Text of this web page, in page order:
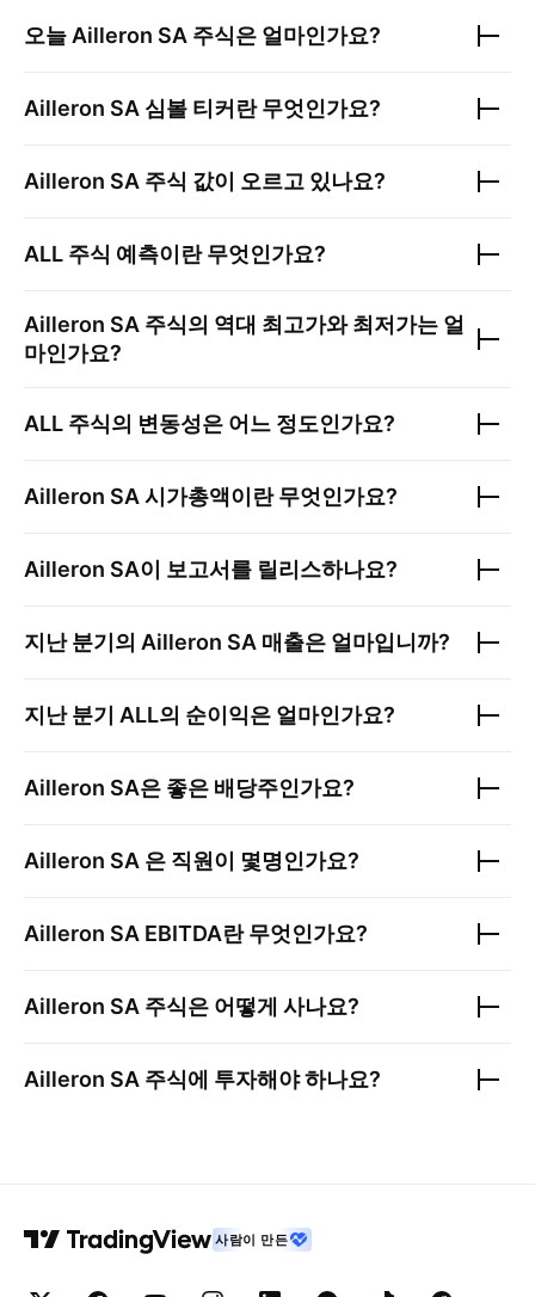
오늘 Ailleron SA 주식은 얼마인가요?
Ailleron SA 심볼 티커란 무엇인가요?
Ailleron SA 주식 값이 오르고 있나요?
ALL 주식 예측이란 무엇인가요?
Ailleron SA 주식의 역대 최고가와 최저가는 얼
마인가요?
ALL 주식의 변동성은 어느 정도인가요?
Ailleron SA 시가총액이란 무엇인가요?
Ailleron SA이 보고서를 릴리스하나요?
지난 분기의 Ailleron SA 매출은 얼마입니까?
지난 분기 ALL의 순이익은 얼마인가요?
Ailleron SA은 좋은 배당주인가요?
Ailleron SA 은 직원이 몇명인가요?
Ailleron SA EBITDA란 무엇인가요?
Ailleron SA 주식은 어떻게 사나요?
Ailleron SA 주식에 투자해야 하나요?
사람이 만든